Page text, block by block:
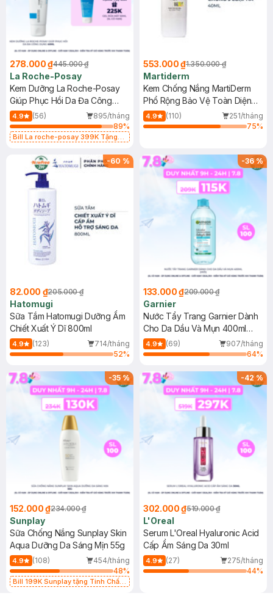
278.000 ₫445.000 ₫
La Roche-Posay
Kem Dưỡng La Roche-Posay
Giúp Phục Hồi Da Đa Công
Dụng 40ml
4.9 (56)
895/tháng
89%
Bill La roche-posay 399K Tặng
(SL có hạn)
553.000 ₫1.350.000 ₫
Martiderm
Kem Chống Nắng MartiDerm
Phổ Rộng Bảo Vệ Toàn Diện
40ml
4.9 (110)
251/tháng
75%
-60 %
82.000 ₫205.000 ₫
Hatomugi
Sữa Tắm Hatomugi Dưỡng Ẩm
Chiết Xuất Ý Dĩ 800ml
4.9 (123)
714/tháng
52%
-36%
133.000 ₫209.000 ₫
Garnier
Nước Tẩy Trang Garnier Dành
Cho Da Dầu Và Mụn 400ml
(Mới)
4.9 (69)
907/tháng
64%
-35%
152.000 ₫234.000 ₫
Sunplay
Sữa Chống Nắng Sunplay Skin
Aqua Dưỡng Da Sáng Mịn 55g
4.9 (108)
454/tháng
48%
Bill 199K Sunplay tặng Tinh Chất
-42%
302.000 ₫519.000 ₫
L'Oreal
Serum L'Oreal Hyaluronic Acid
Cấp Ẩm Sáng Da 30ml
4.9 (27)
275/tháng
44%